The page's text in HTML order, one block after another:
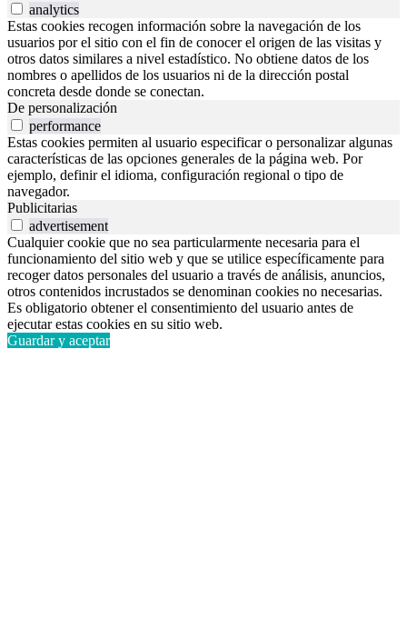
analytics
Estas cookies recogen información sobre la navegación de los
usuarios por el sitio con el fin de conocer el origen de las visitas y
otros datos similares a nivel estadístico. No obtiene datos de los
nombres o apellidos de los usuarios ni de la dirección postal
concreta desde donde se conectan.
De personalización
performance
Estas cookies permiten al usuario especificar o personalizar algunas
características de las opciones generales de la página web. Por
ejemplo, definir el idioma, configuración regional o tipo de
navegador.
Publicitarias
advertisement
Cualquier cookie que no sea particularmente necesaria para el
funcionamiento del sitio web y que se utilice específicamente para
recoger datos personales del usuario a través de análisis, anuncios,
otros contenidos incrustados se denominan cookies no necesarias.
Es obligatorio obtener el consentimiento del usuario antes de
ejecutar estas cookies en su sitio web.
Guardar y aceptar